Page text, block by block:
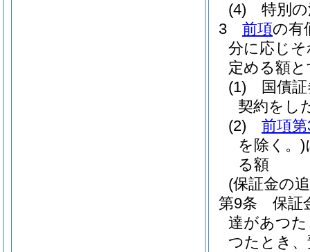
(4)
特別
3
前項の有
分に応じ
定める額
(1)
国債
契約をし
(2)
前項
を除く。)
る額
(保証金の
第9条
保証
達があつ
つたとき